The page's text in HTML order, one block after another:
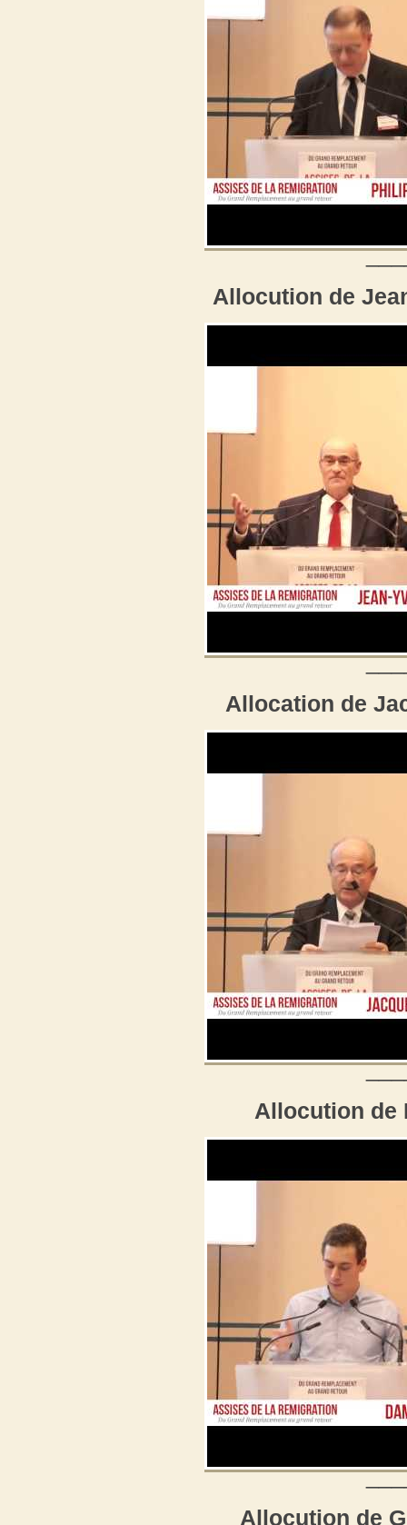
Allocution de
Allocation de
Allocution de
Allocution de